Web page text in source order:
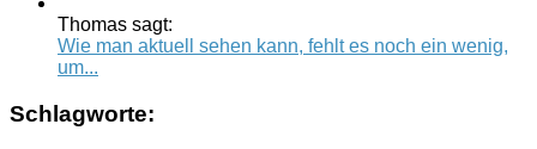
Thomas sagt:
Wie man aktuell sehen kann, fehlt es noch ein wenig,
um...
Schlagworte: